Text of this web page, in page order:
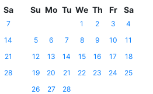
Sa
7
14
21
28
Su Mo Tu We Th Fr Sa
1 2 3
4
5
6 7 8 9 10
11
12
13 14 15 16 17
18
19
20 21 22 23 24
25
26
27 28